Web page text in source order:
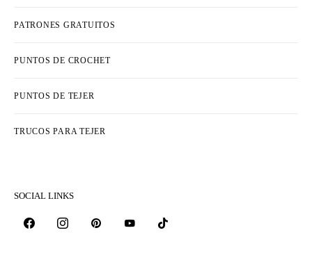
PATRONES GRATUITOS
PUNTOS DE CROCHET
PUNTOS DE TEJER
TRUCOS PARA TEJER
SOCIAL LINKS